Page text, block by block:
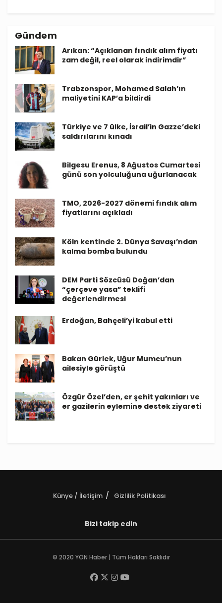
Gündem
Arıkan: “Açıklanan fındık alım fiyatı
zam değil, reel olarak indirimdir”
Trabzonspor, Mohamed Salah’ın
maliyetini KAP’a bildirdi
Türkiye ve 7 ülke, İsrail’in Gazze’deki
saldırılarını kınadı
Bilgesu Erenus, 8 Ağustos Cumartesi
günü son yolculuğuna uğurlanacak
TMO, 2026-2027 dönemi fındık alım
fiyatlarını açıkladı
Köln kentinde 2. Dünya Savaşı’ndan
kalma bomba bulundu
DEM Parti Sözcüsü Doğan’dan
“çerçeve yasa” teklifi
değerlendirmesi
Erdoğan, Bahçeli’yi kabul etti
Bakan Gürlek, Uğur Mumcu’nun
ailesiyle görüştü
Özgür Özel’den, er şehit yakınları ve
er gazilerin eylemine destek ziyareti
Künye / İletişim Gizlilik Politikası
Bizi takip edin
© 2020 YÖN Haber | Tüm Hakları Saklıdır